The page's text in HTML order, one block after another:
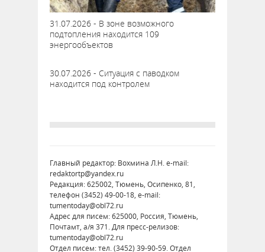
31.07.2026 - В зоне возможного
подтопления находится 109
энергообъектов
30.07.2026 - Ситуация с паводком
находится под контролем
Главный редактор: Вохмина Л.Н. e-mail:
redaktortp@yandex.ru
Редакция: 625002, Тюмень, Осипенко, 81,
телефон (3452) 49-00-18, e-mail:
tumentoday@obl72.ru
Адрес для писем: 625000, Россия, Тюмень,
Почтамт, а/я 371. Для пресс-релизов:
tumentoday@obl72.ru
Отдел писем: тел. (3452) 39-90-59. Отдел